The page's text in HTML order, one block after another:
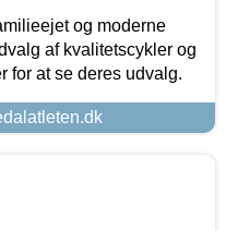
og moderne
af kvalitetscykler og
for at se deres udvalg.